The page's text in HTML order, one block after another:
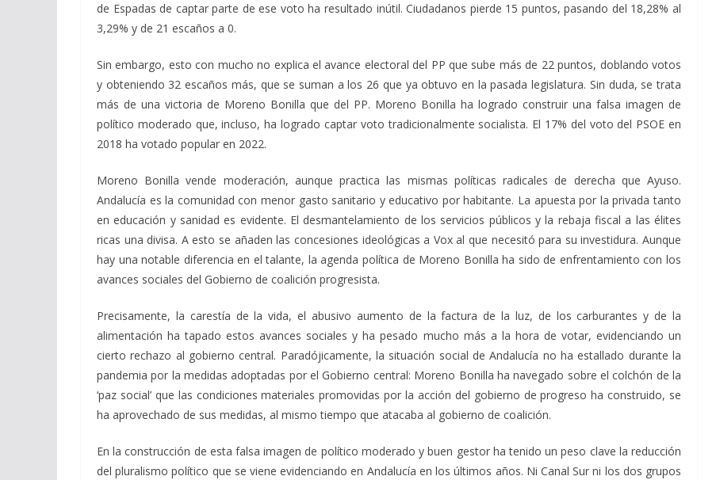
de Espadas de captar parte de ese voto ha resultado inútil. Ciudadanos pierde 15 puntos, pasando del 18,28% al
3,29% y de 21 escaños a 0.
Sin embargo, esto con mucho no explica el avance electoral del PP que sube más de 22 puntos, doblando votos
y obteniendo 32 escaños más, que se suman a los 26 que ya obtuvo en la pasada legislatura. Sin duda, se trata
más de una victoria de Moreno Bonilla que del PP. Moreno Bonilla ha logrado construir una falsa imagen de
político moderado que, incluso, ha logrado captar voto tradicionalmente socialista. El 17% del voto del PSOE en
2018 ha votado popular en 2022.
Moreno Bonilla vende moderación, aunque practica las mismas políticas radicales de derecha que Ayuso.
Andalucía es la comunidad con menor gasto sanitario y educativo por habitante. La apuesta por la privada tanto
en educación y sanidad es evidente. El desmantelamiento de los servicios públicos y la rebaja fiscal a las élites
ricas una divisa. A esto se añaden las concesiones ideológicas a Vox al que necesitó para su investidura. Aunque
hay una notable diferencia en el talante, la agenda política de Moreno Bonilla ha sido de enfrentamiento con los
avances sociales del Gobierno de coalición progresista.
Precisamente, la carestía de la vida,el abusivo aumento de la factura de la luz, de los carburantes y de la
alimentación ha tapado estos avances sociales y ha pesado mucho más a la hora de votar, evidenciando un
cierto rechazo al gobierno central. Paradójicamente, la situación social de Andalucía no ha estallado durante la
pandemia por la medidas adoptadas por el Gobierno central: Moreno Bonilla ha navegado sobre el colchón de la
‘paz social’ que las condiciones materiales promovidas por la acción del gobierno de progreso ha construido, se
ha aprovechado de sus medidas, al mismo tiempo que atacaba al gobierno de coalición.
En la construcción de esta falsa imagen de político moderado y buen gestor ha tenido un peso clave la reducción
del pluralismo político que se viene evidenciando en Andalucía en los últimos años. Ni Canal Sur ni los dos grupos